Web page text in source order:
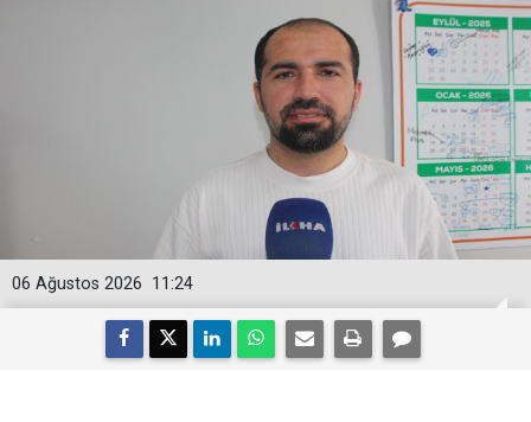
11:24
06 Ağustos 2026